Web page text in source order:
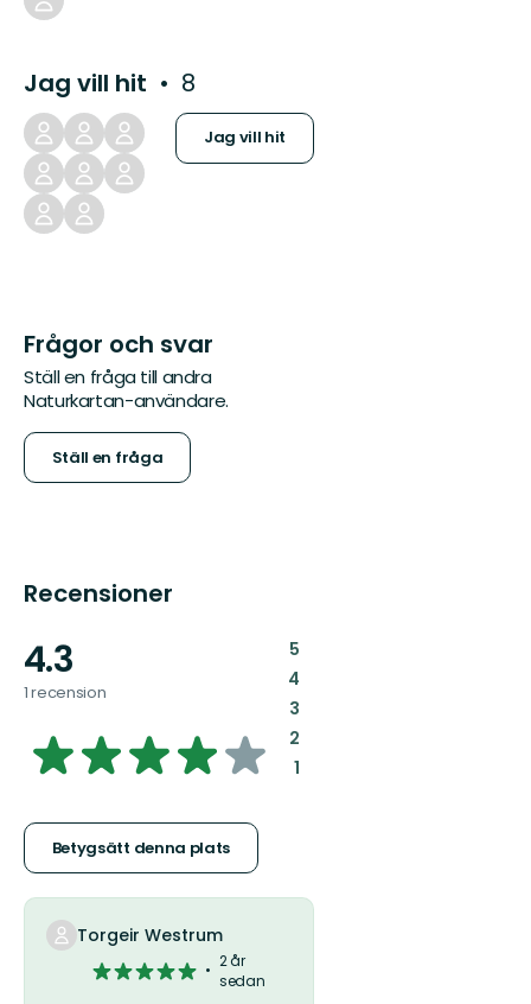
Jag vill hit 8
Jag vill hit
Frågor och svar
Ställ en fråga till andra
Naturkartan-användare.
Ställ en fråga
Recensioner
4.3
1 recension
4.2624777183600715
5
stjärnor
Betygsätt denna plats
5:
4:
3:
2:
1:
Torgeir Westrum
5
2 år
sedan